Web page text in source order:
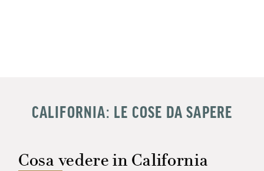
CALIFORNIA: LE COSE DA SAPERE
Cosa vedere in California